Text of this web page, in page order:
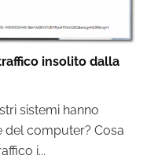
insolito dalla
sistemi hanno
del computer? Cosa
i...